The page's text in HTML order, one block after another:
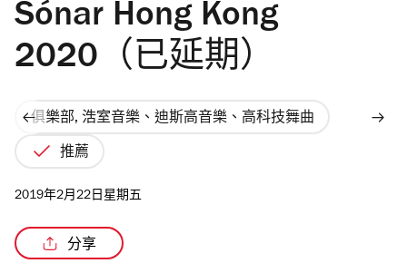
Sónar Hong Kong
2020（已延期）
俱樂部, 浩室音樂、迪斯高音樂、高科技舞曲
推薦
2019年2月22日星期五
分享